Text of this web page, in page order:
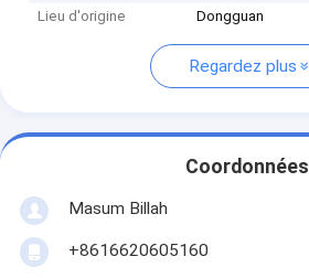
Lieu d'origine
Dongguan
Regardez plus
Coordonnées
Masum Billah
+8616620605160